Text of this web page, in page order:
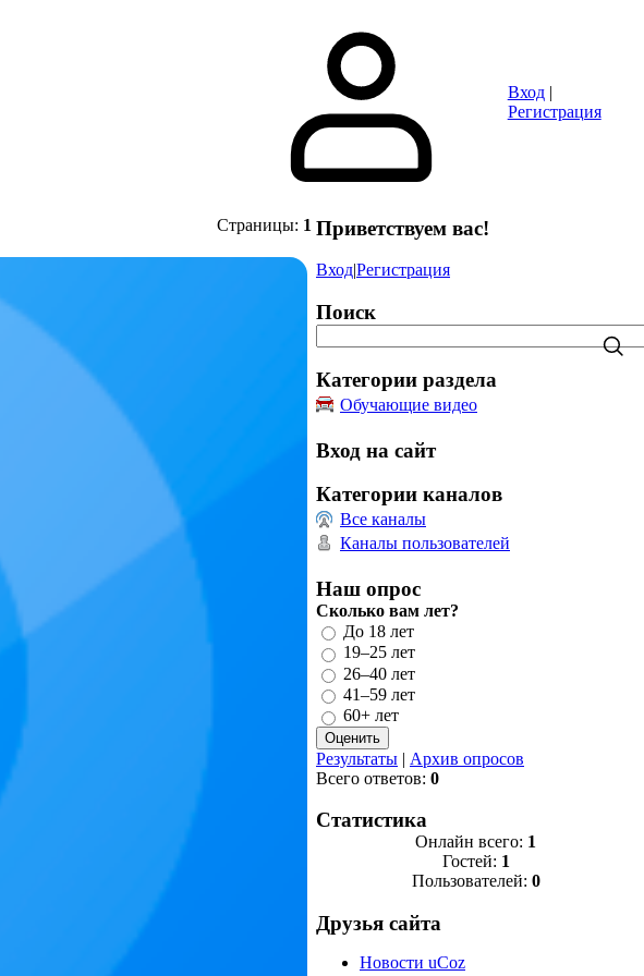
Вход|
Регистрация
Страницы: 1 Приветствуем вас!
Вход|Регистрация
Поиск
Категории раздела
Обучающие видео
Вход на сайт
Категории каналов
Все каналы
Каналы пользователей
Наш опрос
Сколько вам лет?
До 18 лет
19–25 лет
26–40 лет
41–59 лет
60+ лет
Результаты | Архив опросов
Всего ответов: 0
Статистика
Онлайн всего: 1
Гостей: 1
Пользователей: 0
Друзья сайта
Новости uCoz